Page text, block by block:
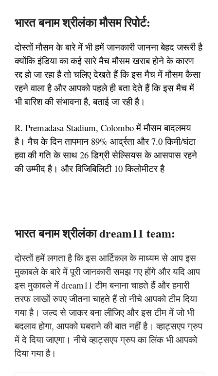
भारत बनाम श्रीलंका मौसम रिपोर्ट:
दोस्तों मौसम के बारे में भी हमें जानकारी जानना बेहद जरूरी है
क्योंकि इंडिया का कई सारे मैच मौसम खराब होने के कारण
रद्द हो जा रहा है तो चलिए देखते हैं कि इस मैच में मौसम कैसा
रहने वाला है और आपको पहले ही बता देते हैं कि इस मैच में
भी बारिश की संभावना है, बताई जा रही है।
R. Premadasa Stadium, Colombo में मौसम बादलमय
है। मैच के दिन तापमान 89% आर्द्रता और 7.0 किमी/घंटा
हवा की गति के साथ 26 डिग्री सेल्सियस के आसपास रहने
की उम्मीद है। और विजिबिलिटी 10 किलोमीटर है
भारत बनाम श्रीलंका dream11 team:
दोस्तों हमें लगता है कि इस आर्टिकल के माध्यम से आप इस
मुकाबले के बारे में पूरी जानकारी समझ गए होंगे और यदि आप
इस मुकाबले में dream11 टीम बनाना चाहते हैं और हमारी
तरफ लाखों रुपए जीतना चाहते हैं तो नीचे आपको टीम दिया
गया है। जल्द से जाकर बना लीजिए और इस टीम में जो भी
बदलाव होगा, आपको घबराने की बात नहीं है। व्हाट्सएप ग्रुप
में दे दिया जाएगा। नीचे व्हाट्सएप ग्रुप का लिंक भी आपको
दिया गया है।